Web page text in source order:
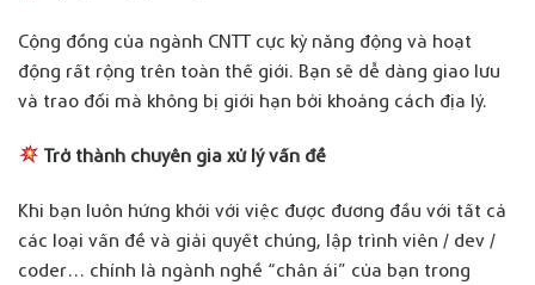
Cộng đồng của ngành CNTT cực kỳ năng động và hoạt
động rất rộng trên toàn thế giới. Bạn sẽ dễ dàng giao lưu
và trao đổi mà không bị giới hạn bởi khoảng cách địa lý.
Trở thành chuyên gia xử lý vấn đề
Khi bạn luôn hứng khởi với việc được đương đầu với tất cả
các loại vấn đề và giải quyết chúng, lập trình viên / dev /
coder… chính là ngành nghề “chân ái” của bạn trong